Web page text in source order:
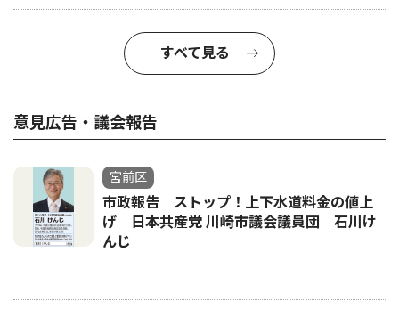
すべて見る
意見広告・議会報告
宮前区
市政報告 ストップ！上下水道料金の値上
げ 日本共産党 川崎市議会議員団 石川け
んじ